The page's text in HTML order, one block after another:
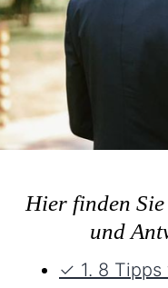
Hier finden
und
✓ 1. 8 Tipps